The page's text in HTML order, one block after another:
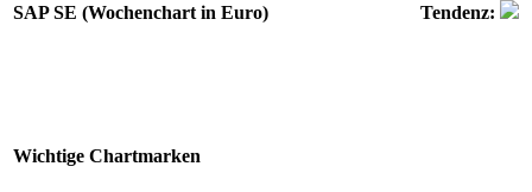
SAP SE (Wochenchart in Euro) Tendenz:
Wichtige Chartmarken